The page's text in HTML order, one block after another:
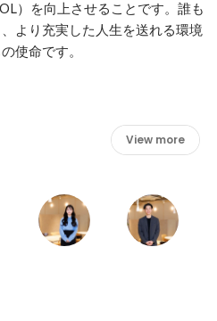
）を向上させることです。誰も
より充実した人生を送れる環境
使命です。
View more